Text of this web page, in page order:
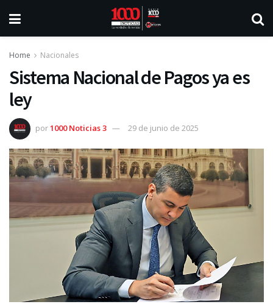
Home Nacionales
Sistema Nacional de Pagos ya es
ley
por1000 Noticias 3 29 de junio de 2025